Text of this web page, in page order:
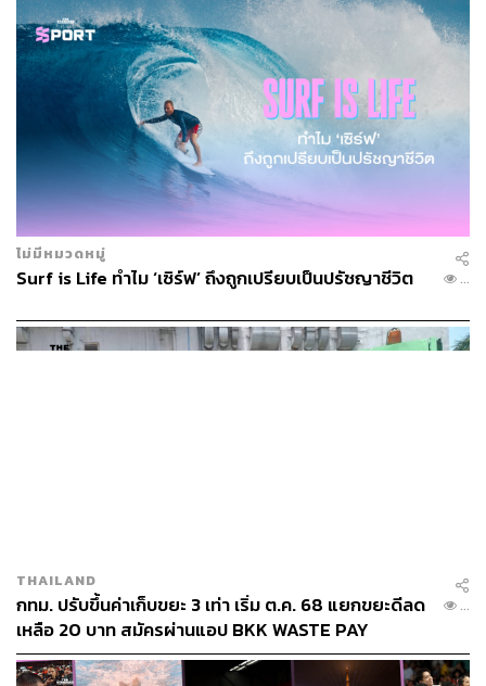
ไม่มีหมวดหมู่
Surf is Life ทำไม ‘เซิร์ฟ’ ถึงถูกเปรียบเป็นปรัชญาชีวิต ...
THAILAND
กทม. ปรับขึ้นค่าเก็บขยะ 3 เท่า เริ่ม ต.ค. 68 แยกขยะดีลด
เหลือ 20 บาท สมัครผ่านแอป BKK WASTE PAY
...